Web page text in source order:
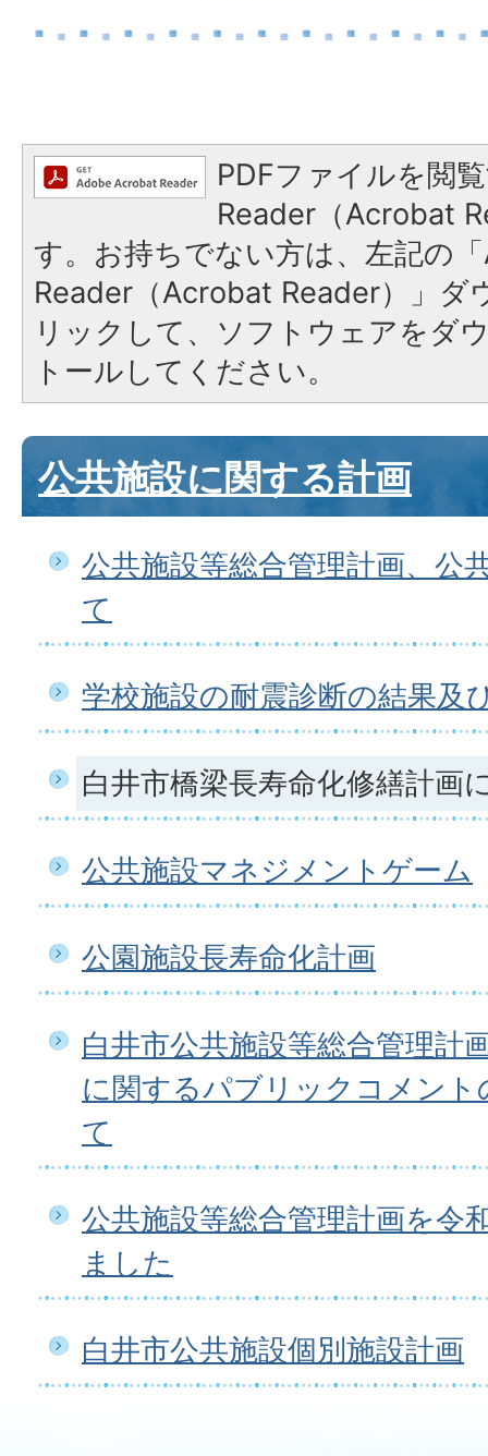
PDFファイルを閲
Reader（Acrobat
す。お持ちでない方は、左記の
Reader（Acrobat Reader）」ダ
リックして、ソフトウェアをダ
トールしてください。
公共施設に関する計画
公共施設等総合管理計画、公
て
学校施設の耐震診断の結果及
白井市橋梁長寿命化修繕計画
公共施設マネジメントゲーム
公園施設長寿命化計画
白井市公共施設等総合管理計
に関するパブリックコメント
て
公共施設等総合管理計画を令
ました
白井市公共施設個別施設計画